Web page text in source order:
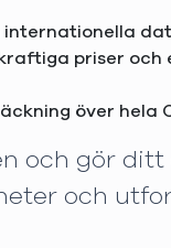
internationella
priser
över hela
och gör
och